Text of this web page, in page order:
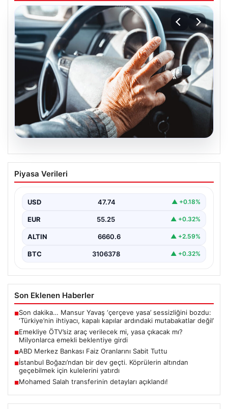
Emekliye ÖTV’siz araç verilecek mi,
yasa çıkacak mı? Milyonlarca emekli
Piyasa Verileri
USD 47.74 ▲ +0.18%
EUR 55.25 ▲ +0.32%
ALTIN 6660.6 ▲ +2.59%
BTC 3106378 ▲ +0.32%
Son Eklenen Haberler
■Son dakika… Mansur Yavaş ‘çerçeve yasa’ sessizliğini bozdu:
‘Türkiye’nin ihtiyacı, kapalı kapılar ardındaki mutabakatlar değil’
■Emekliye ÖTV’siz araç verilecek mi, yasa çıkacak mı?
Milyonlarca emekli beklentiye girdi
■ABD Merkez Bankası Faiz Oranlarını Sabit Tuttu
■İstanbul Boğazı’ndan bir dev geçti. Köprülerin altından
geçebilmek için kulelerini yatırdı
■Mohamed Salah transferinin detayları açıklandı!